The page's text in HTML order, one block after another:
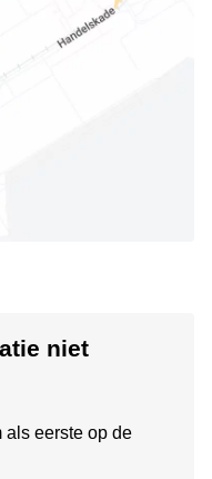
niet
als eerste op de